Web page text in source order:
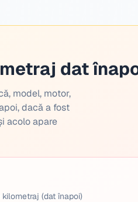
dat
model, motor,
dacă a fost
acolo apare
(dat înapoi)